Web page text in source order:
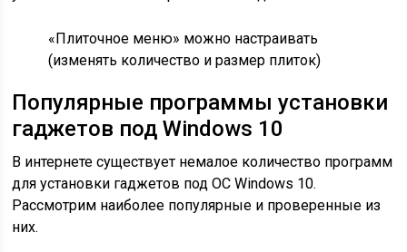
«Плиточное меню» можно настраивать
(изменять количество и размер плиток)
Популярные программы установки
гаджетов под Windows 10
В интернете существует немалое количество программ
для установки гаджетов под ОС Windows 10.
Рассмотрим наиболее популярные и проверенные из
них.